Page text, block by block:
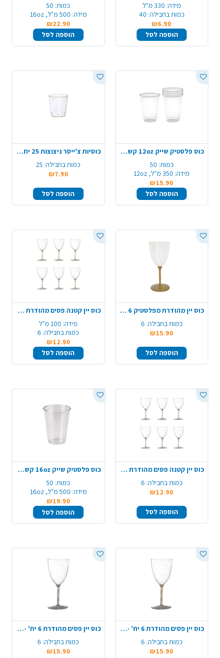
מידה: 330 מ"ל
כמות בחבילה: 40
₪6.90
הוספה לסל
כמות: 50
מידה: 500 מ"ל, 16oz
₪22.90
הוספה לסל
כוס פלסטיק שייק 12oz קשיחה 50 יח' - שקוף
כמות: 50
מידה: 350 מ"ל, 12oz
₪15.90
הוספה לסל
כוסיות צ'ייסר ניצוצות 25 יח' - כסף
כמות בחבילה: 25
₪7.90
הוספה לסל
כוס יין מהודרת מפלסטיק 6 יח' - ניצוצות זהב
כמות בחבילה: 6
₪15.90
הוספה לסל
כוס יין קטנה פסים מהודרת 6 יח' - ניצוצות זהב
מידה: 100 מ"ל
כמות בחבילה: 6
₪12.90
הוספה לסל
כוס יין קטנה פסים מהודרת 6 יח' - ניצוצות כסף
כמות בחבילה: 6
₪12.90
הוספה לסל
כוס פלסטיק שייק 16oz קשיחה 50 יח' - שקוף
כמות: 50
מידה: 500 מ"ל, 16oz
₪19.90
הוספה לסל
כוס יין פסים מהודרת 6 יח' - ניצוצות זהב
כמות בחבילה: 6
₪15.90
כוס יין פסים מהודרת 6 יח' - ניצוצות כסף
כמות בחבילה: 6
₪15.90